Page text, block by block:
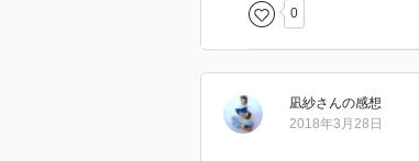
0
凪紗さんの感想
2018年3月28日